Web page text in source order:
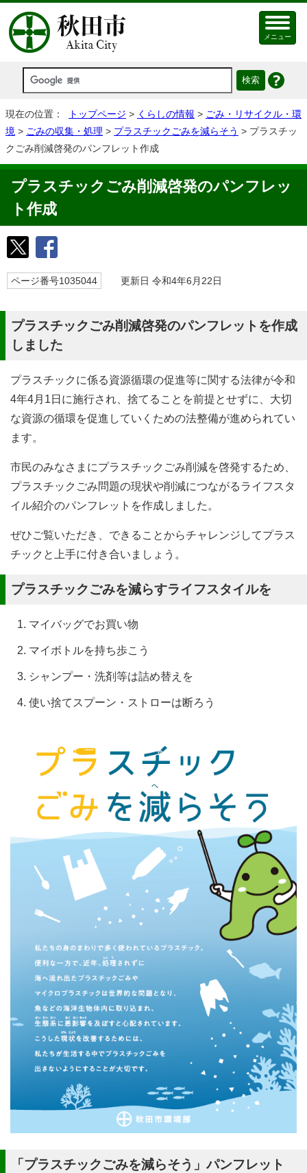
メニュー
現在の位置： トップページ > くらしの情報 > ごみ・リサイクル・環
境 > ごみの収集・処理 > プラスチックごみを減らそう > プラスチッ
クごみ削減啓発のパンフレット作成
プラスチックごみ削減啓発のパンフレッ
ト作成
ページ番号1035044 更新日 令和4年6月22日
プラスチックごみ削減啓発のパンフレットを作成
しました
プラスチックに係る資源循環の促進等に関する法律が令和
4年4月1日に施行され、捨てることを前提とせずに、大切
な資源の循環を促進していくための法整備が進められてい
ます。
市民のみなさまにプラスチックごみ削減を啓発するため、
プラスチックごみ問題の現状や削減につながるライフスタ
イル紹介のパンフレットを作成しました。
ぜひご覧いただき、できることからチャレンジしてプラス
チックと上手に付き合いましょう。
プラスチックごみを減らすライフスタイルを
マイバッグでお買い物
マイボトルを持ち歩こう
シャンプー・洗剤等は詰め替えを
使い捨てスプーン・ストローは断ろう
「プラスチックごみを減らそう」パンフレット